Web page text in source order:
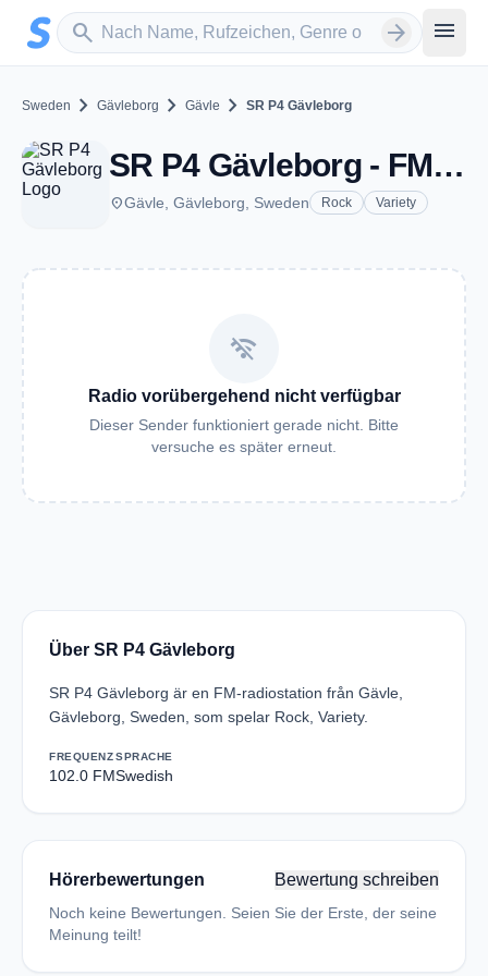
Zum Hauptinhalt springen
search
Sender suchen arrow_forward menu
Sweden chevron_right Gävleborg chevron_right Gävle chevron_right SR P4 Gävleborg
SR P4 Gävleborg - FM 102.0 - Gävle
placeGävle, Gävleborg, Sweden Rock Variety
wifi_off
Radio vorübergehend nicht verfügbar
Dieser Sender funktioniert gerade nicht. Bitte
versuche es später erneut.
Über SR P4 Gävleborg
SR P4 Gävleborg är en FM-radiostation från Gävle,
Gävleborg, Sweden, som spelar Rock, Variety.
FREQUENZ
102.0 FM
SPRACHE
Swedish
Hörerbewertungen Bewertung schreiben
Noch keine Bewertungen. Seien Sie der Erste, der seine
Meinung teilt!